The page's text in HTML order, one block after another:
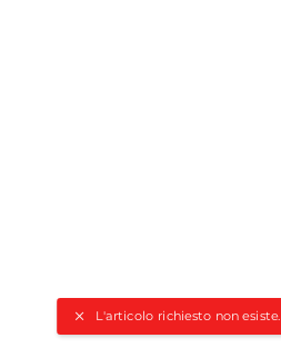
L'articolo richiesto non esiste.